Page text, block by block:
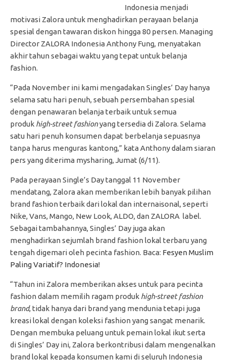
Indonesia menjadi
motivasi Zalora untuk menghadirkan perayaan belanja
spesial dengan tawaran diskon hingga 80 persen. Managing
Director ZALORA Indonesia Anthony Fung, menyatakan
akhir tahun sebagai waktu yang tepat untuk belanja
fashion.
“Pada November ini kami mengadakan Singles’ Day hanya
selama satu hari penuh, sebuah persembahan spesial
dengan penawaran belanja terbaik untuk semua
produk high-street fashionyang tersedia di Zalora. Selama
satu hari penuh konsumen dapat berbelanja sepuasnya
tanpa harus menguras kantong,” kata Anthony dalam siaran
pers yang diterima mysharing, Jumat (6/11).
Pada perayaan Single’s Day tanggal 11 November
mendatang, Zalora akan memberikan lebih banyak pilihan
brand fashion terbaik dari lokal dan internaisonal, seperti
Nike, Vans, Mango, New Look, ALDO, dan ZALORA label.
Sebagai tambahannya, Singles’ Day juga akan
menghadirkan sejumlah brand fashion lokal terbaru yang
tengah digemari oleh pecinta fashion. Baca: Fesyen Muslim
Paling Variatif? Indonesia!
“Tahun ini Zalora memberikan akses untuk para pecinta
fashion dalam memilih ragam produk high-street fashion
brand, tidak hanya dari brand yang mendunia tetapi juga
kreasi lokal dengan koleksi fashion yang sangat menarik.
Dengan membuka peluang untuk pemain lokal ikut serta
di Singles’ Day ini, Zalora berkontribusi dalam mengenalkan
brand lokal kepada konsumen kami di seluruh Indonesia